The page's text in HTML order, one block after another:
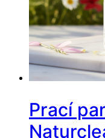
Prací